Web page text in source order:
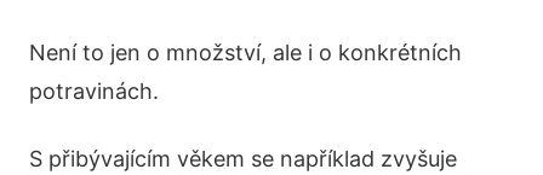
Není to jen o množství, ale i o konkrétních
potravinách.
S přibývajícím věkem se například zvyšuje